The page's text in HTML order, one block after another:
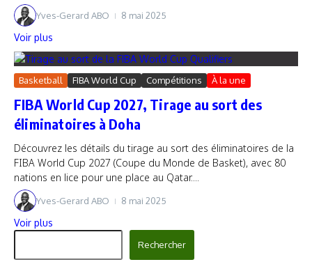
Yves-Gerard ABO 8 mai 2025
Voir plus
Basketball FIBA World Cup Compétitions À la une
FIBA World Cup 2027, Tirage au sort des
éliminatoires à Doha
Découvrez les détails du tirage au sort des éliminatoires de la
FIBA World Cup 2027 (Coupe du Monde de Basket), avec 80
nations en lice pour une place au Qatar....
Yves-Gerard ABO 8 mai 2025
Voir plus
Rechercher